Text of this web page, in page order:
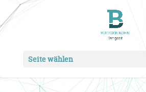
Seite wählen